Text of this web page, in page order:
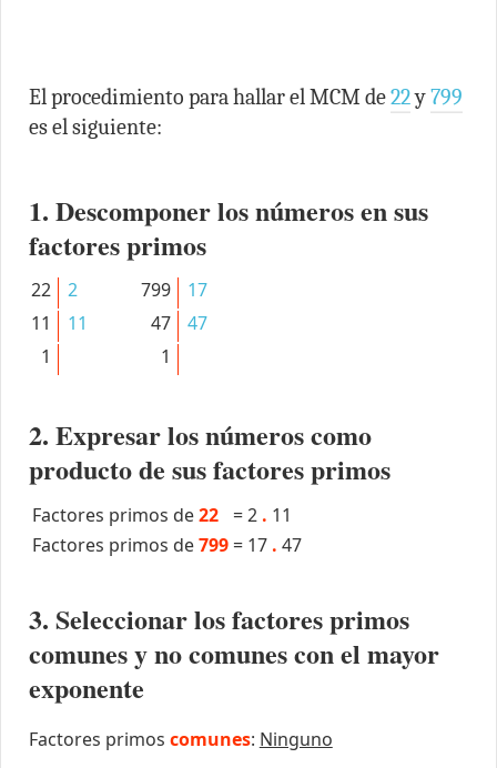
El procedimiento para hallar el MCM de22y799
es el siguiente:
1. Descomponer los números en sus
factores primos
22
2
11
11
1
799
17
47
47
1
2. Expresar los números como
producto de sus factores primos
Factores primos de22 =2 . 11
Factores primos de799 = 17 . 47
3. Seleccionar los factores primos
comunes y no comunes con el mayor
exponente
Factores primos comunes: Ninguno